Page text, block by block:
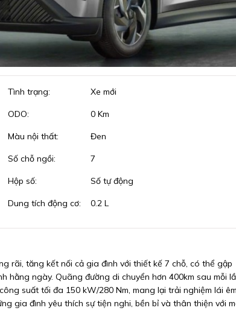
Tình trạng: Xe mới
ODO: 0 Km
Màu nội thất: Đen
Số chỗ ngồi: 7
Hộp số: Số tự động
Dung tích động cơ: 0.2 L
rãi, tăng kết nối cả gia đình với thiết kế 7 chỗ, có thể gập
hằng ngày. Quãng đường di chuyển hơn 400km sau mỗi
suất tối đa 150 kW/280 Nm, mang lại trải nghiệm lái
gia đình yêu thích sự tiện nghi, bền bỉ và thân thiện với